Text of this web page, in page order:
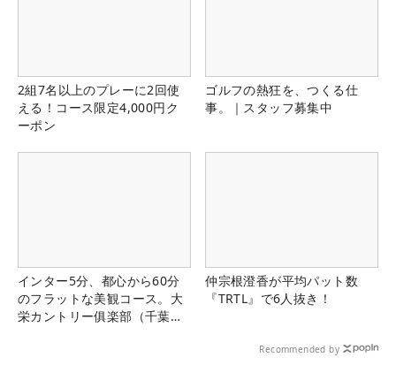
2組7名以上のプレーに2回使
える！コース限定4,000円ク
ーポン
ゴルフの熱狂を、つくる仕
事。｜スタッフ募集中
インター5分、都心から60分
のフラットな美観コース。大
栄カントリー俱楽部（千葉
仲宗根澄香が平均パット数
『TRTL』で6人抜き！
Recommended by